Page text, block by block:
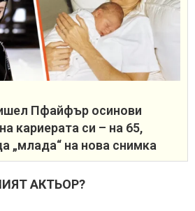
Пфайфър осинови
кариерата си – на 65,
„млада“ на нова снимка
АКТЬОР?